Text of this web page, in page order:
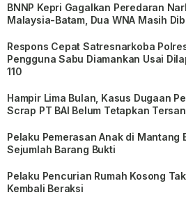
BNNP Kepri Gagalkan Peredaran
Malaysia-Batam, Dua WNA Masih
Respons Cepat Satresnarkoba
Pengguna Sabu Diamankan Usai
110
Hampir Lima Bulan, Kasus Dugaan
Scrap PT BAI Belum Tetapkan
Pelaku Pemerasan Anak di Mantang
Sejumlah Barang Bukti
Pelaku Pencurian Rumah Kosong
Kembali Beraksi